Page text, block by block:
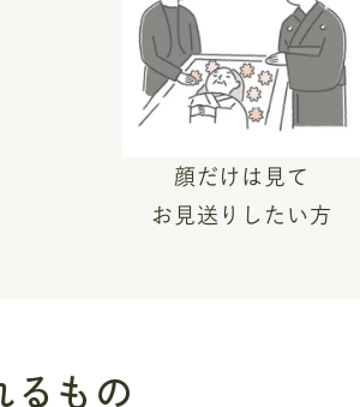
顔だけは見て
お見送りしたい方
るもの